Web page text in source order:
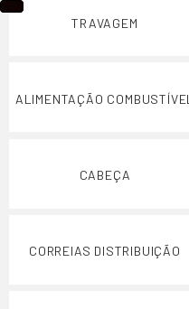
TRAVAGEM
ALIMENTAÇÃO COMBUSTÍVEL
CABEÇA
CORREIAS DISTRIBUIÇÃO